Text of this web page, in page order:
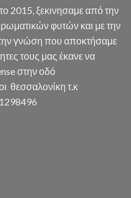
2015, ξεκινησαμε από την
φυτών και με την
γνώση που αποκτήσαμε
τους μας έκανε να
στην οδό
θεσσαλονίκη τ.κ